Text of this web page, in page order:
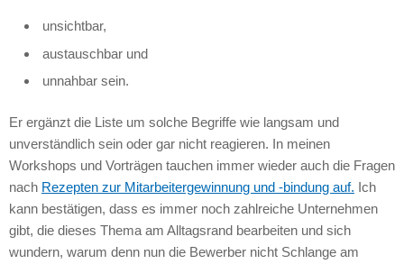
unsichtbar,
austauschbar und
unnahbar sein.
Er ergänzt die Liste um solche Begriffe wie langsam und
unverständlich sein oder gar nicht reagieren. In meinen
Workshops und Vorträgen tauchen immer wieder auch die Fragen
nach Rezepten zur Mitarbeitergewinnung und -bindung auf. Ich
kann bestätigen, dass es immer noch zahlreiche Unternehmen
gibt, die dieses Thema am Alltagsrand bearbeiten und sich
wundern, warum denn nun die Bewerber nicht Schlange am